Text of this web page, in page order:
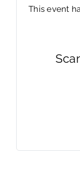
This event